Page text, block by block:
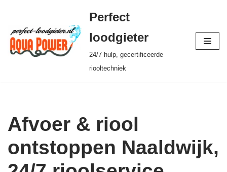
Ga
naar
de
Perfect
loodgieter
24/7 hulp, gecertificeerde
riooltechniek
Afvoer & riool
ontstoppen Naaldwijk,